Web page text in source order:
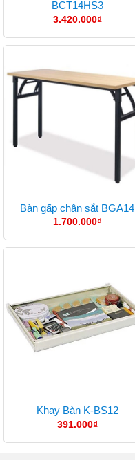
BCT14HS3
3.420.000₫
Bàn gấp chân sắt BGA14
1.700.000₫
Khay Bàn K-BS12
391.000₫